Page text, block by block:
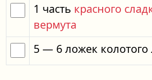
1 часть красного
вермута
5 — 6 ложек колотого